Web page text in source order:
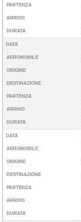
PARTENZA
ARRIVO
DURATA
DATA
AEROMOBILE
ORIGINE
DESTINAZIONE
PARTENZA
ARRIVO
DURATA
DATA
AEROMOBILE
ORIGINE
DESTINAZIONE
PARTENZA
ARRIVO
DURATA